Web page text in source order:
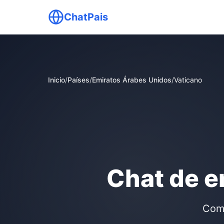
ChatPais
Inicio/Países/Emiratos Árabes Unidos/Vaticano
Chat de